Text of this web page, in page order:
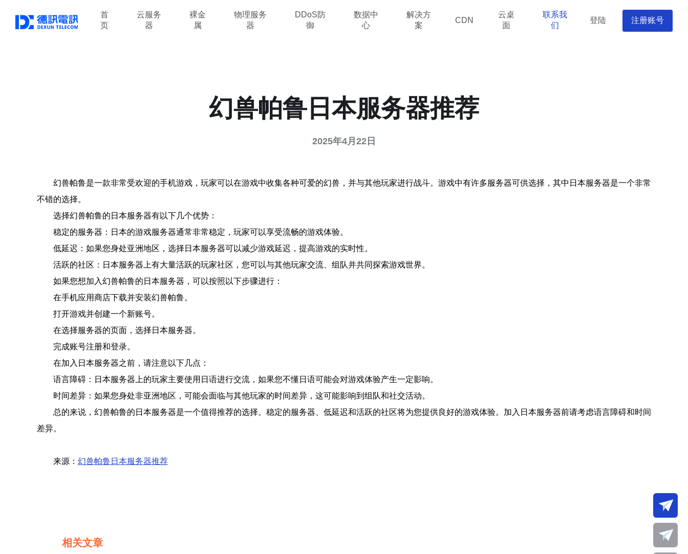
首
页
云服务
器
裸金
属
物理服务
器
DDoS防
御
数据中
心
解决方
案
CDN
云桌
面
联系我
们
登陆 注册账号
幻兽帕鲁日本服务器推荐
2025年4月22日
幻兽帕鲁是一款非常受欢迎的手机游戏，玩家可以在游戏中收集各种可爱的幻兽，并与其他玩家进行战斗。游戏中有许多服务器可供选择，其中日本服务器是一个非常
不错的选择。
选择幻兽帕鲁的日本服务器有以下几个优势：
稳定的服务器：日本的游戏服务器通常非常稳定，玩家可以享受流畅的游戏体验。
低延迟：如果您身处亚洲地区，选择日本服务器可以减少游戏延迟，提高游戏的实时性。
活跃的社区：日本服务器上有大量活跃的玩家社区，您可以与其他玩家交流、组队并共同探索游戏世界。
如果您想加入幻兽帕鲁的日本服务器，可以按照以下步骤进行：
在手机应用商店下载并安装幻兽帕鲁。
打开游戏并创建一个新账号。
在选择服务器的页面，选择日本服务器。
完成账号注册和登录。
在加入日本服务器之前，请注意以下几点：
语言障碍：日本服务器上的玩家主要使用日语进行交流，如果您不懂日语可能会对游戏体验产生一定影响。
时间差异：如果您身处非亚洲地区，可能会面临与其他玩家的时间差异，这可能影响到组队和社交活动。
总的来说，幻兽帕鲁的日本服务器是一个值得推荐的选择。稳定的服务器、低延迟和活跃的社区将为您提供良好的游戏体验。加入日本服务器前请考虑语言障碍和时间
差异。
来源： 幻兽帕鲁日本服务器推荐
相关文章